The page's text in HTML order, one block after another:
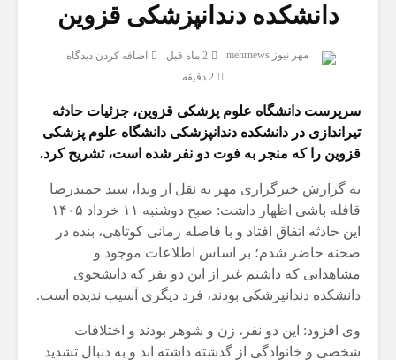
دانشکده دندانپزشکی قزوین
مهر نیوز mehrnews 2 ماه قبل
اضافه کردن دیدگاه
2 دقیقه
سرپرست دانشگاه علوم پزشکی قزوین، جزئیات حادثه
تیراندازی در دانشکده دندانپزشکی دانشگاه علوم پزشکی
قزوین را که منجر به فوت دو نفر شده است، تشریح کرد.
به گزارش خبرگزاری مهر به نقل از وبدا، سید حمیدرضا
قافله باشی اظهار داشت: صبح دوشنبه ۱۱ خرداد ۱۴۰۵
این حادثه اتفاق افتاد و با فاصله زمانی کوتاهی، بنده در
صحنه حاضر شدم؛ بر اساس اطلاعات موجود و
مشاهداتی که داشتم غیر از این دو نفر که دانشجوی
دانشکده دندانپزشکی بودند، فرد دیگری آسیب ندیده است.
وی افزود: این دو نفر، زن و شوهر بودند و اختلافات
شخصی و خانوادگی از گذشته داشته اند و به دنبال تشدید